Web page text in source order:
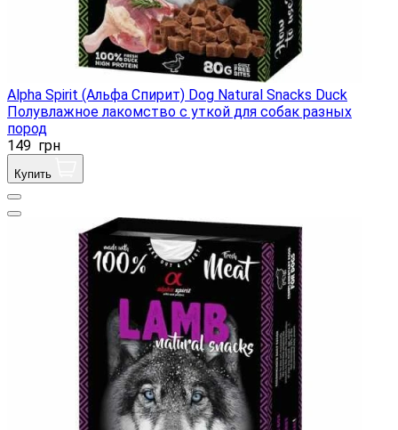
Alpha Spirit (Альфа Спирит) Dog Natural Snacks Duck
Полувлажное лакомство с уткой для собак разных
пород
149 грн
Купить